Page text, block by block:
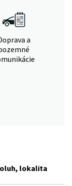
a
lokalita